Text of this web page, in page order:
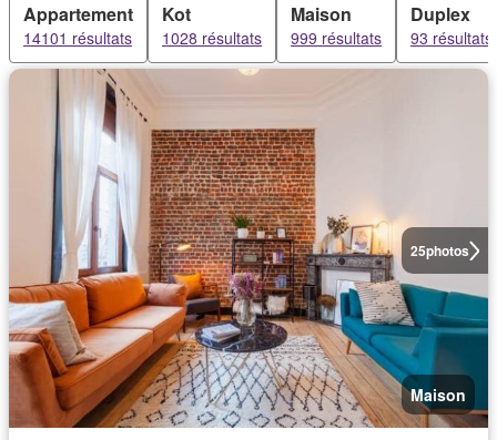
Appartement
14101 résultats
Kot
1028 résultats
Maison
999 résultats
Duplex
93 résultats
25photos
Maison